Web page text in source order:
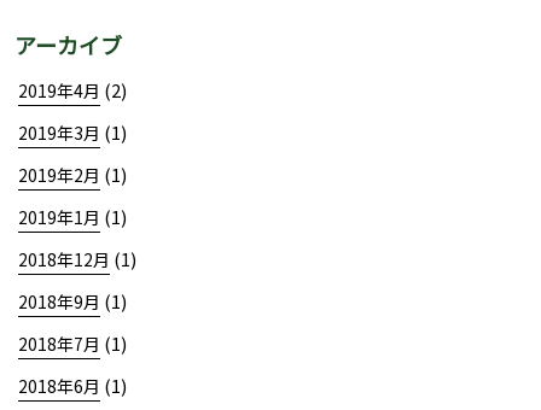
アーカイブ
2019年4月 (2)
2019年3月 (1)
2019年2月 (1)
2019年1月 (1)
2018年12月 (1)
2018年9月 (1)
2018年7月 (1)
2018年6月 (1)